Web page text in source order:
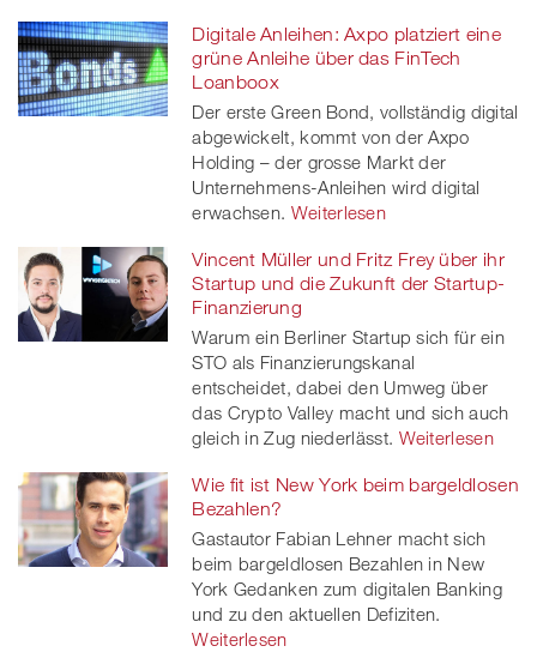
Digitale Anleihen: Axpo platziert eine
grüne Anleihe über das FinTech
Loanboox
Der erste Green Bond, vollständig digital
abgewickelt, kommt von der Axpo
Holding – der grosse Markt der
Unternehmens-Anleihen wird digital
erwachsen. Weiterlesen
Vincent Müller und Fritz Frey über ihr
Startup und die Zukunft der Startup-
Finanzierung
Warum ein Berliner Startup sich für ein
STO als Finanzierungskanal
entscheidet, dabei den Umweg über
das Crypto Valley macht und sich auch
gleich in Zug niederlässt. Weiterlesen
Wie fit ist New York beim bargeldlosen
Bezahlen?
Gastautor Fabian Lehner macht sich
beim bargeldlosen Bezahlen in New
York Gedanken zum digitalen Banking
und zu den aktuellen Defiziten.
Weiterlesen